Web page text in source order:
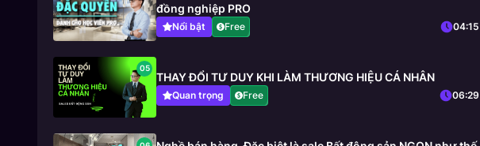
đồng nghiệp PRO
Nổi bật Free 04:15
05
THAY ĐỔI TƯ DUY KHI LÀM THƯƠNG HIỆU CÁ NHÂN
Quan trọng Free 06:29